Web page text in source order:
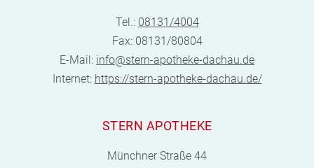
Tel.: 08131/4004
Fax: 08131/80804
E-Mail: info@stern-apotheke-dachau.de
Internet: https://stern-apotheke-dachau.de/
STERN APOTHEKE
Münchner Straße 44